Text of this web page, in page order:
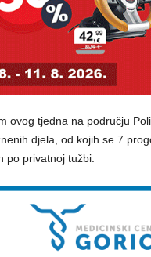
ovog tjedna na području
djela, od kojih se 7
po privatnoj tužbi.